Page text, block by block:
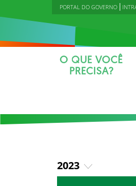
PORTAL DO GOVERNO
O QUE VOCÊ
PRECISA?
2023